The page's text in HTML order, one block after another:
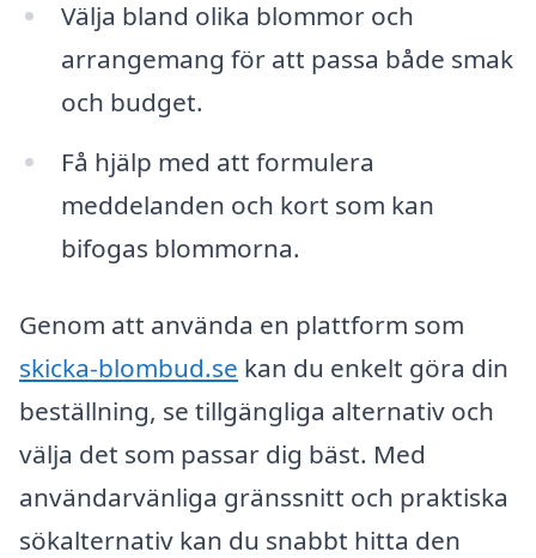
Välja bland olika blommor och
arrangemang för att passa både smak
och budget.
Få hjälp med att formulera
meddelanden och kort som kan
bifogas blommorna.
Genom att använda en plattform som
skicka-blombud.se kan du enkelt göra din
beställning, se tillgängliga alternativ och
välja det som passar dig bäst. Med
användarvänliga gränssnitt och praktiska
sökalternativ kan du snabbt hitta den